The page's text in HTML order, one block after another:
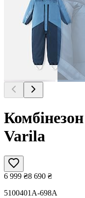
Varila
6 999 ₴8 690 ₴
5100401A-698A